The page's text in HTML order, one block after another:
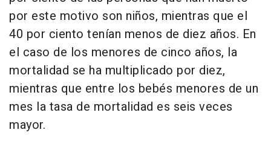
por este motivo son niños, mientras que el
40 por ciento tenían menos de diez años. En
el caso de los menores de cinco años, la
mortalidad se ha multiplicado por diez,
mientras que entre los bebés menores de un
mes la tasa de mortalidad es seis veces
mayor.